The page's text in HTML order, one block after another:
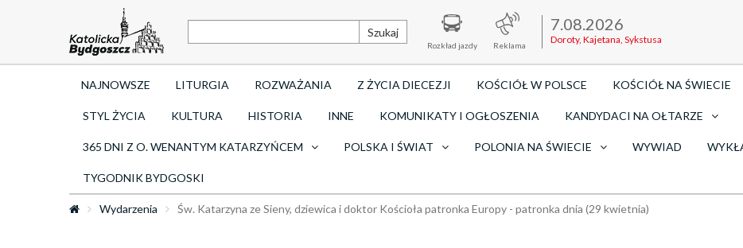
Szukaj
Rozkład jazdy Reklama
7.08.2026
Doroty, Kajetana, Sykstusa
NAJNOWSZE LITURGIA ROZWAŻANIA Z ŻYCIA DIECEZJI KOŚCIÓŁ W POLSCE KOŚCIÓŁ NA ŚWIECIE
STYL ŻYCIA KULTURA HISTORIA INNE KOMUNIKATY I OGŁOSZENIA KANDYDACI NA OŁTARZE
365 DNI Z O. WENANTYM KATARZYŃCEM POLSKA I ŚWIAT POLONIA NA ŚWIECIE WYWIAD
TYGODNIK BYDGOSKI
Wydarzenia Św. Katarzyna ze Sieny, dziewica i doktor Kościoła patronka Europy - patronka dnia (29 kwietnia)